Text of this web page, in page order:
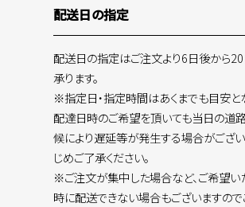
配送日の指定
配送日の指定はご注文より6日後から
承ります。
※指定日・指定時間はあくまでも目安と
配達日時のご希望を頂いても当日の道
候により遅延等が発生する場合がござ
じめご了承ください。
※ご注文が集中した場合など、ご希望い
時に配送できない場合もございますので